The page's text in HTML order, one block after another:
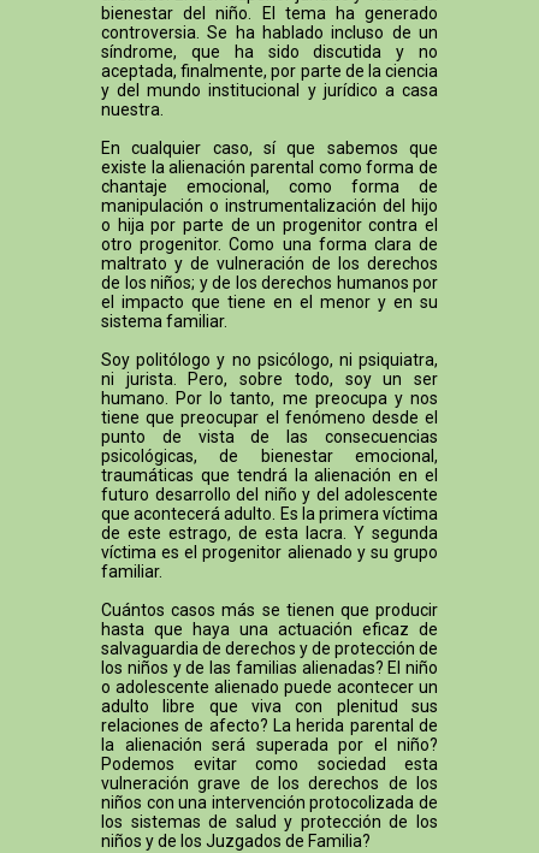
bienestar del niño. El tema ha generado
controversia. Se ha hablado incluso de un
síndrome, que ha sido discutida y no
aceptada, finalmente, por parte de la ciencia
y del mundo institucional y jurídico a casa
nuestra.
En cualquier caso, sí que sabemos que
existe la alienación parental como forma de
chantaje emocional, como forma de
manipulación o instrumentalización del hijo
o hija por parte de un progenitor contra el
otro progenitor. Como una forma clara de
maltrato y de vulneración de los derechos
de los niños; y de los derechos humanos por
el impacto que tiene en el menor y en su
sistema familiar.
Soy politólogo y no psicólogo, ni psiquiatra,
ni jurista. Pero, sobre todo, soy un ser
humano. Por lo tanto, me preocupa y nos
tiene que preocupar el fenómeno desde el
punto de vista de las consecuencias
psicológicas, de bienestar emocional,
traumáticas que tendrá la alienación en el
futuro desarrollo del niño y del adolescente
que acontecerá adulto. Es la primera víctima
de este estrago, de esta lacra. Y segunda
víctima es el progenitor alienado y su grupo
familiar.
Cuántos casos más se tienen que producir
hasta que haya una actuación eficaz de
salvaguardia de derechos y de protección de
los niños y de las familias alienadas? El niño
o adolescente alienado puede acontecer un
adulto libre que viva con plenitud sus
relaciones de afecto? La herida parental de
la alienación será superada por el niño?
Podemos evitar como sociedad esta
vulneración grave de los derechos de los
niños con una intervención protocolizada de
los sistemas de salud y protección de los
niños y de los Juzgados de Familia?